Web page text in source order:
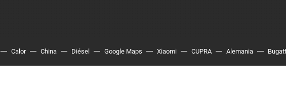
Calor China Diésel Google Maps Xiaomi CUPRA Alemania